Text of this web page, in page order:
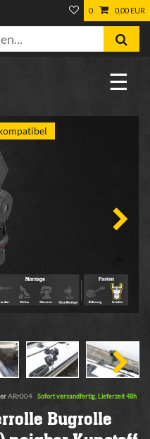
0 0,00 EUR
☰
ARr004 Sofort versandfertig, Lieferzeit 48h
Bugrolle